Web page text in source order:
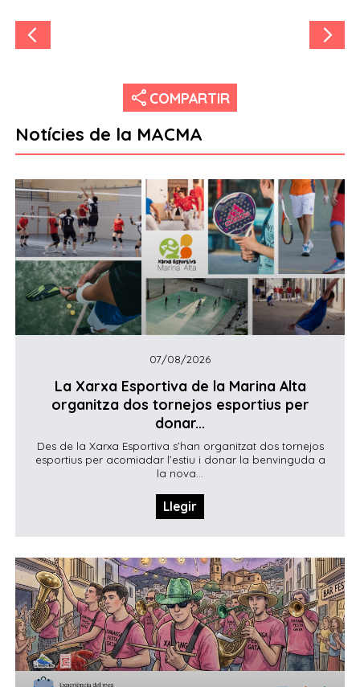
share COMPARTIR
Notícies de la MACMA
07/08/2026
La Xarxa Esportiva de la Marina Alta
organitza dos tornejos esportius per
donar...
Des de la Xarxa Esportiva s’han organitzat dos tornejos
esportius per acomiadar l’estiu i donar la benvinguda a
la nova...
Llegir